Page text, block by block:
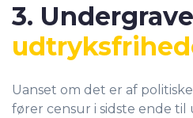
3.
Uanset om det er af
fører censur i sidste ende til